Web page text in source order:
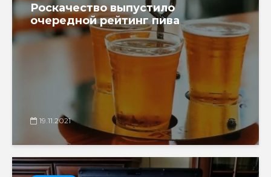
Роскачество выпустило
очередной рейтинг пива
19.11.2021